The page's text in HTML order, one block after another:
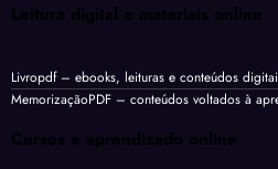
Leitura digital e materiais online
Livropdf– ebooks, leituras e conteúdos
MemorizaçãoPDF – conteúdos voltados à
Cursos e aprendizado online